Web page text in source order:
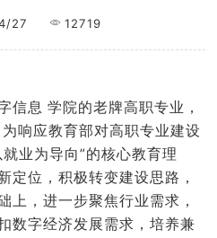
27 12719
信息 学院的老牌高职专业，
响应教育部对高职专业建设
业为导向”的核心教育理
定位，积极转变建设思路，
上，进一步聚焦行业需求，
数字经济发展需求，培养兼